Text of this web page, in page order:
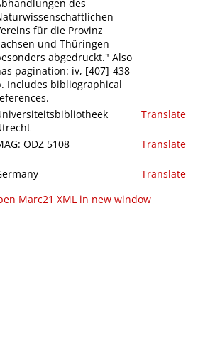
des
für die Provinz
und Thüringen
abgedruckt." Also
pagination: iv, [407]-438
Includes bibliographical
Translate
ODZ 5108 Translate
Translate
Marc21 XML in new window